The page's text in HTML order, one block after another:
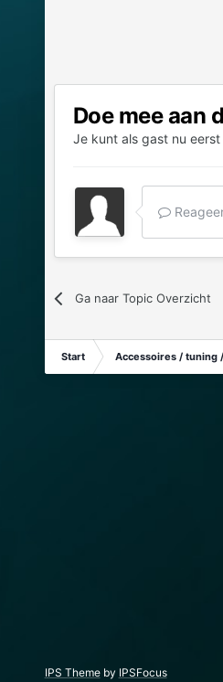
Doe mee aan
Je kunt als gast nu
Ga naar Topic Overzicht
Start Accessoires / tuning
IPS Themeby IPSFocus